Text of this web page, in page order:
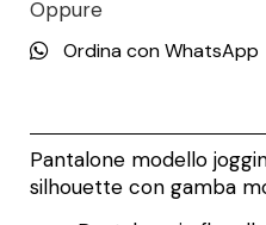
Oppure
Ordina con WhatsApp
Pantalone modello
silhouette con gamba